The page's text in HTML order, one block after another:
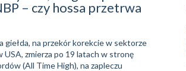
– czy hossa przetrwa
giełda, na przekór korekcie w sektorze
USA, zmierza po 19 latach w stronę
(All Time High), na zapleczu